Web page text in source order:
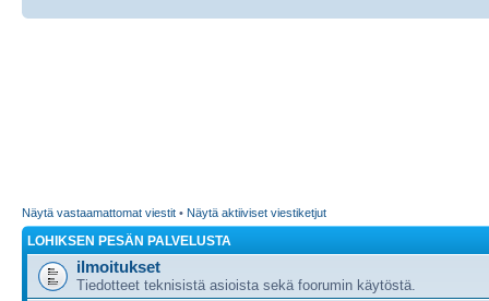
Näytä vastaamattomat viestit • Näytä aktiiviset viestiketjut
LOHIKSEN PESÄN PALVELUSTA
ilmoitukset
Tiedotteet teknisistä asioista sekä foorumin käytöstä.